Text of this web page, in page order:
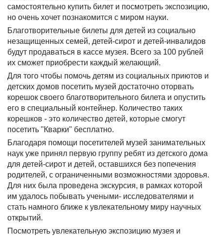
самостоятельно купить билет и посмотреть экспозицию,
но очень хочет познакомится с миром науки.
Благотворительные билеты для детей из социально
незащищенных семей, детей-сирот и детей-инвалидов
будут продаваться в кассе музея. Всего за 100 рублей
их сможет приобрести каждый желающий.
Для того чтобы помочь детям из социальных приютов и
детских домов посетить музей достаточно оторвать
корешок своего благотворительного билета и опустить
его в специальный контейнер. Количество таких
корешков - это количество детей, которые смогут
посетить "Кварки" бесплатно.
Благодаря помощи посетителей музей занимательных
наук уже принял первую группу ребят из детского дома
для детей-сирот и детей, оставшихся без попечения
родителей, с ограниченными возможностями здоровья.
Для них была проведена экскурсия, в рамках которой
им удалось побывать учеными- исследователями и
стать намного ближе к увлекательному миру научных
открытий.
Посмотреть увлекательную экспозицию музея и